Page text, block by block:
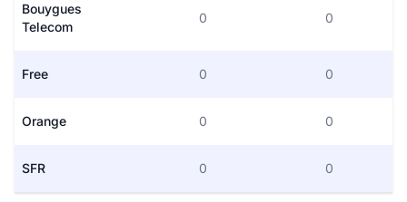
Bouygues
Telecom
0 0
Free 0 0
Orange 0 0
SFR 0 0